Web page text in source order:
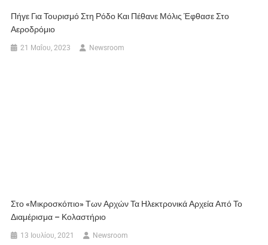
Πήγε Για Τουρισμό Στη Ρόδο Και Πέθανε Μόλις Έφθασε Στο
Αεροδρόμιο
21 Μαΐου, 2023 Newsroom
Στο «μικροσκόπιο» Των Αρχών Τα Ηλεκτρονικά Αρχεία Από Το
Διαμέρισμα – Κολαστήριο
13 Ιουλίου, 2021 Newsroom